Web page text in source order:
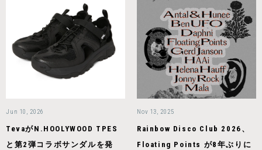
Jun 10, 2026
TevaがN.HOOLYWOOD TPES
と第2弾コラボサンダルを発
Nov 13, 2025
Rainbow Disco Club 2026、
Floating Points が8年ぶりに